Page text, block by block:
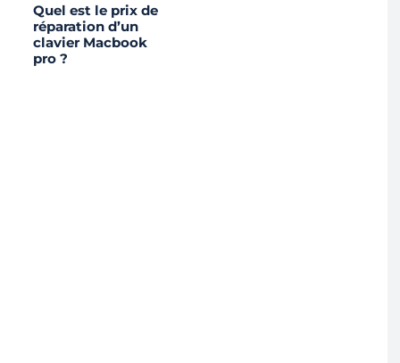
Quel est le prix de
réparation d’un
clavier Macbook
pro ?